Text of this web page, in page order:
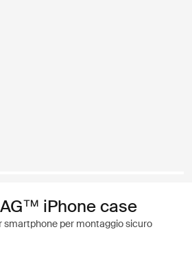
iPhone case
per montaggio sicuro